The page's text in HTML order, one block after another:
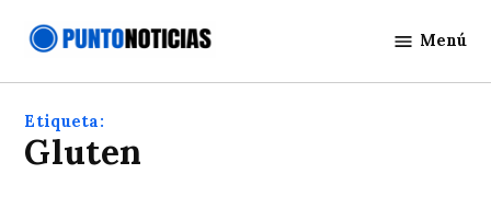
Noticias
Menú
Etiqueta:
gluten